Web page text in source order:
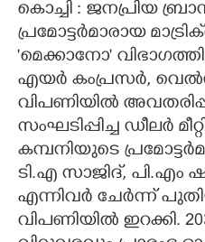
CARTOONS
LITERATURE
ZOOM
CONTACT US
കൊച്ചി : ജനപ്രിയ
പ്രമോട്ടർമാരായ
'മെക്കാനോ'
എയർ കംപ്രസർ,
വിപണിയിൽ
സംഘടിപ്പിച്ച ഡീലർ
കമ്പനിയുടെ
ടി.എ സാജിദ്, പി.എം
എന്നിവർ ചേർന്ന്
വിപണിയിൽ ഇറക്കി.